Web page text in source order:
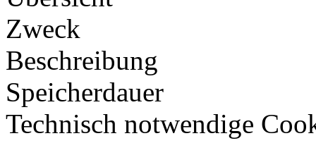
Zweck
Beschreibung
Speicherdauer
Technisch notwendige